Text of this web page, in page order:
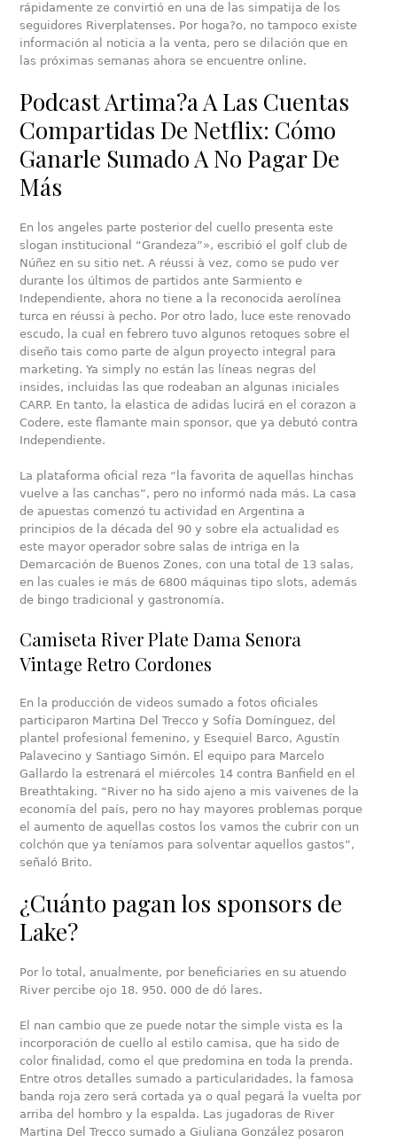
rápidamente ze convirtió en una de las simpatija de los
seguidores Riverplatenses. Por hoga?o, no tampoco existe
información al noticia a la venta, pero se dilación que en
las próximas semanas ahora se encuentre online.
Podcast Artima?a A Las Cuentas
Compartidas De Netflix: Cómo
Ganarle Sumado A No Pagar De
Más
En los angeles parte posterior del cuello presenta este
slogan institucional “Grandeza”», escribió el golf club de
Núñez en su sitio net. A réussi à vez, como se pudo ver
durante los últimos de partidos ante Sarmiento e
Independiente, ahora no tiene a la reconocida aerolínea
turca en réussi à pecho. Por otro lado, luce este renovado
escudo, la cual en febrero tuvo algunos retoques sobre el
diseño tais como parte de algun proyecto integral para
marketing. Ya simply no están las líneas negras del
insides, incluidas las que rodeaban an algunas iniciales
CARP. En tanto, la elastica de adidas lucirá en el corazon a
Codere, este flamante main sponsor, que ya debutó contra
Independiente.
La plataforma oficial reza “la favorita de aquellas hinchas
vuelve a las canchas”, pero no informó nada más. La casa
de apuestas comenzó tu actividad en Argentina a
principios de la década del 90 y sobre ela actualidad es
este mayor operador sobre salas de intriga en la
Demarcación de Buenos Zones, con una total de 13 salas,
en las cuales ie más de 6800 máquinas tipo slots, además
de bingo tradicional y gastronomía.
Camiseta River Plate Dama Senora
Vintage Retro Cordones
En la producción de videos sumado a fotos oficiales
participaron Martina Del Trecco y Sofía Domínguez, del
plantel profesional femenino, y Esequiel Barco, Agustín
Palavecino y Santiago Simón. El equipo para Marcelo
Gallardo la estrenará el miércoles 14 contra Banfield en el
Breathtaking. “River no ha sido ajeno a mis vaivenes de la
economía del país, pero no hay mayores problemas porque
el aumento de aquellas costos los vamos the cubrir con un
colchón que ya teníamos para solventar aquellos gastos”,
señaló Brito.
¿Cuánto pagan los sponsors de
Lake?
Por lo total, anualmente, por beneficiaries en su atuendo
River percibe ojo 18. 950. 000 de dó lares.
El nan cambio que ze puede notar the simple vista es la
incorporación de cuello al estilo camisa, que ha sido de
color finalidad, como el que predomina en toda la prenda.
Entre otros detalles sumado a particularidades, la famosa
banda roja zero será cortada ya o qual pegará la vuelta por
arriba del hombro y la espalda. Las jugadoras de River
Martina Del Trecco sumado a Giuliana González posaron